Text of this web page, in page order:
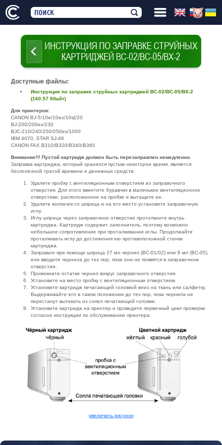
ИНСТРУКЦИЯ ПО ЗАПРАВКЕ СТРУЙНЫХ
КАРТРИДЖЕЙ ВС-02/ВС-05/ВХ-2
Доступные файлы:
Инструкция по заправке струйных картриджей ВС-02/ВС-05/ВХ-2
(160.57 Кбайт)
Для принтеров:
CANON BJ-5/10e/10ex/10s[/20
BJ-200/200ex/230
BJC-210/240/250/250ex/1000
IBM 4070, STAR SJ-48
CANON FAX B310/B320/B340/B360
Внимание!!! Пустой картридж должен быть перезаправлен немедленно.
Заправка картриджа, который хранился пустым некоторое время, является
бесполезной тратой времени и денежных средств.
Удалите пробку с вентиляционным отверстием из заправочного
отверстия. Для этого ввинтите буравчик в маленькое вентиляционное
отверстиве, расположенное на пробке и вытащите ее.
Удалите колпачок со шприца и на его место установите заправочную
иглу.
Иглу шприца через заправочное отверстие протолкните внутрь
картриджа. Картридж содержит заполнитель, поэтому возможно
небольшое сопротивление при проталкивании иглы. Продолжайте
проталкивать иглу до достижения ею противоположной стенки
картриджа.
Заправьте при помощи шприца 27 мл чернил (ВС-01/02) или 9 мл (ВС-05),
или вводите чернила до тех пор, пока они не появятся в заправочном
отверстии.
Промокните остатки чернил вокруг заправочного отверстия.
Установите на место пробку с вентиляционным отверстием.
Установите картридж печатающей головкой вниз на ткань или салфетку.
Выдерживайте его в таком положении до тех пор, пока чернила не
перестанут вытекать из сопел печатающей головки.
Установите картридж на принтер и проведите первичный цикл проверки
согласно инструкции по обслуживанию принтера.
увеличить рисунок